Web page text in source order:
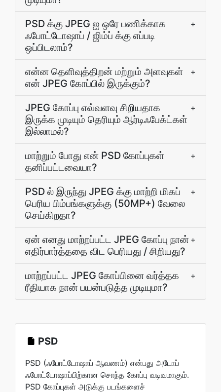
PSD க்கு JPEG ஐ ஒரே பணிக்காக
ஃபோட்டோஷாப் / ஜிம்ப் க்கு எப்படி
ஒப்பிடலாம்?
+
என்ன தெளிவுத்திறன் மற்றும் அளவுகள்
என் JPEG கோப்பில் இருக்கும்?
+
JPEG கோப்பு எவ்வளவு சிறியதாக
இருக்க முடியும் தெரியும் ஆர்டிஃபேக்ட்கள்
இல்லாமல்?
+
மாற்றும் போது என் PSD கோப்புகள்
தனிப்பட்டவையா?
+
PSD ல் இருந்து JPEG க்கு மாற்றி மிகப்
பெரிய பிம்பங்களுக்கு (50MP+) வேலை
செய்கிறதா?
+
ஏன் எனது மாற்றப்பட்ட JPEG கோப்பு நான்
எதிர்பார்த்ததை விட பெரியது / சிறியது?
+
மாற்றப்பட்ட JPEG கோப்பினை வர்த்தக
ரீதியாக நான் பயன்படுத்த முடியுமா?
+
PSD
PSD (ஃபோட்டோஷாப் ஆவணம்) என்பது அடோப்
ஃபோட்டோஷாப்பிற்கான சொந்த கோப்பு வடிவமாகும்.
PSD கோப்புகள் அடுக்கு படங்களைச்